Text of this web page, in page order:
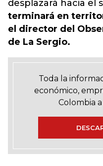
desplazará hacia el
terminará en
el director del
de La Sergio.
Toda la
económico,
Colombia